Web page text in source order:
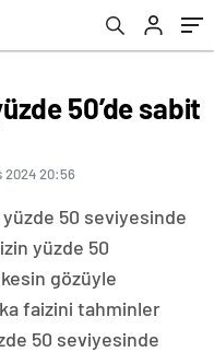
50’de sabit
2024 20:56
50 seviyesinde
yüzde 50
gözüyle
faizini tahminler
50 seviyesinde